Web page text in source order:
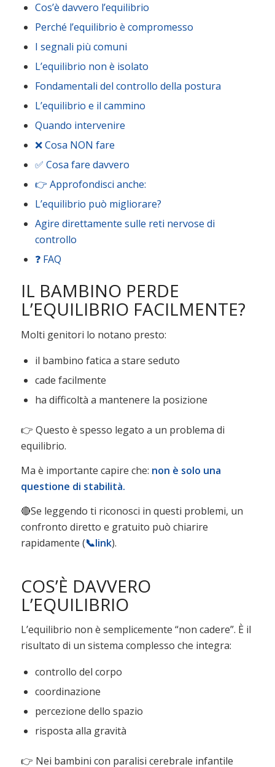
Cos’è davvero l’equilibrio
Perché l’equilibrio è compromesso
I segnali più comuni
L’equilibrio non è isolato
Fondamentali del controllo della postura
L’equilibrio e il cammino
Quando intervenire
❌ Cosa NON fare
✅ Cosa fare davvero
👉 Approfondisci anche:
L’equilibrio può migliorare?
Agire direttamente sulle reti nervose di
controllo
❓ FAQ
IL BAMBINO PERDE
L’EQUILIBRIO FACILMENTE?
Molti genitori lo notano presto:
il bambino fatica a stare seduto
cade facilmente
ha difficoltà a mantenere la posizione
👉 Questo è spesso legato a un problema di
equilibrio.
Ma è importante capire che: non è solo una
questione di stabilità.
🔴Se leggendo ti riconosci in questi problemi, un
confronto diretto e gratuito può chiarire
rapidamente (📞link).
COS’È DAVVERO
L’EQUILIBRIO
L’equilibrio non è semplicemente “non cadere”. È il
risultato di un sistema complesso che integra:
controllo del corpo
coordinazione
percezione dello spazio
risposta alla gravità
👉 Nei bambini con paralisi cerebrale infantile